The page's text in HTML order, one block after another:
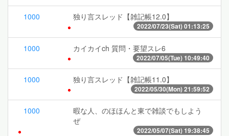
1000 独り言スレッド【雑記帳12.0】
2022/07/23(Sat) 01:13:25
1000 カイカイch 質問・要望スレ6
2022/07/05(Tue) 10:49:40
1000 独り言スレッド【雑記帳11.0】
2022/05/30(Mon) 21:59:52
1000
暇な人、のほほんと東で雑談でもしよう
ぜ
2022/05/07(Sat) 19:38:45